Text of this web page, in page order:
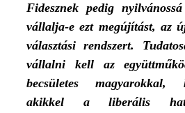
Fidesznek pedig
vállalja-e ezt megújítást, az
választási rendszert.
vállalni kell az
becsületes magyarokkal,
akikkel a liberális